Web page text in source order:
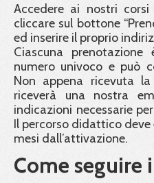
Accedere ai nostri
cliccare sul bottone
ed inserire il proprio
Ciascuna
numero univoco e può
Non appena ricevuta
riceverà una nostra
indicazioni necessarie
Il percorso didattico
mesi dall’attivazione.
Come seguire